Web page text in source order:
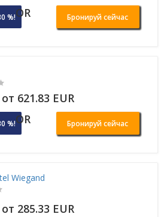
%!OR Бронируй сейчас
621.83 EUR
%!OR Бронируй сейчас
Wiegand
285.33 EUR